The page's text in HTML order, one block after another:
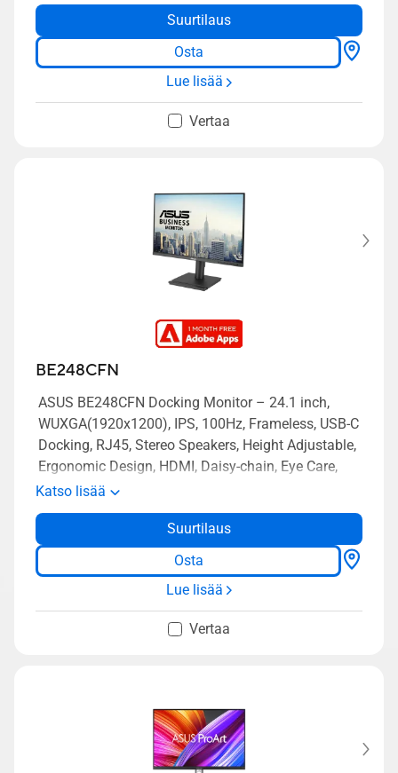
Suurtilaus
Osta
Lue lisää
Vertaa
BE248CFN
ASUS BE248CFN Docking Monitor – 24.1 inch,
WUXGA(1920x1200), IPS, 100Hz, Frameless, USB-C
Docking, RJ45, Stereo Speakers, Height Adjustable,
Ergonomic Design, HDMI, Daisy-chain, Eye Care,
Low Blue Light, Flicker Free, Wall Mountable,
Katso lisää
Suurtilaus
Osta
Lue lisää
Vertaa